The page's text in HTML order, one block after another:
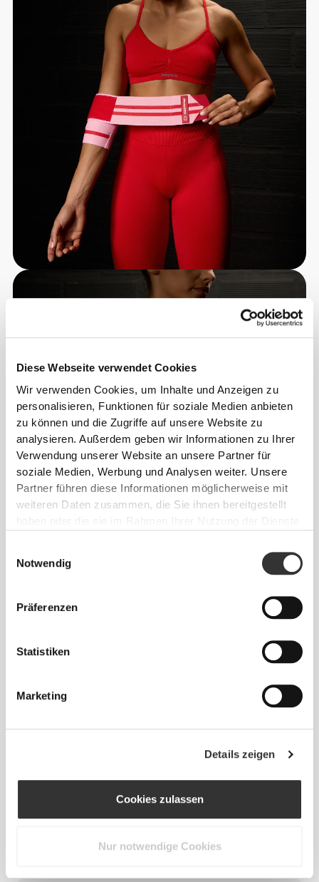
Diese Webseite verwendet Cookies
Wir verwenden Cookies, um Inhalte und Anzeigen zu
personalisieren, Funktionen für soziale Medien anbieten
zu können und die Zugriffe auf unsere Website zu
analysieren. Außerdem geben wir Informationen zu Ihrer
Verwendung unserer Website an unsere Partner für
soziale Medien, Werbung und Analysen weiter. Unsere
Partner führen diese Informationen möglicherweise mit
weiteren Daten zusammen, die Sie ihnen bereitgestellt
Notwendig
Präferenzen
Statistiken
Marketing
Details zeigen
Cookies zulassen
Nur notwendige Cookies